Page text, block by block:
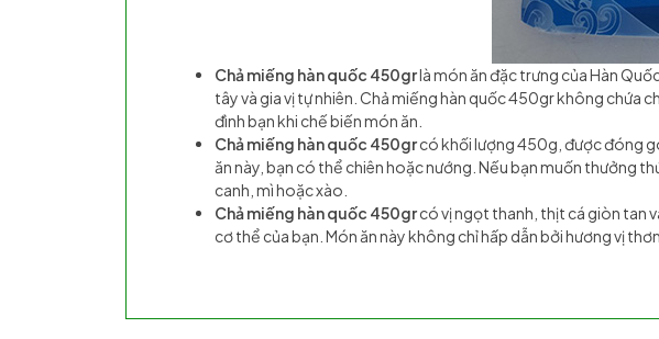
Chả miếng hàn quốc 450grlà món ăn đặc trưng của Hàn
tây và gia vị tự nhiên. Chả miếng hàn quốc 450gr không chứa
đình bạn khi chế biến món ăn.
Chả miếng hàn quốc 450grcó khối lượng 450g, được đóng
ăn này, bạn có thể chiên hoặc nướng. Nếu bạn muốn thưởng
canh, mì hoặc xào.
Chả miếng hàn quốc 450grcó vị ngọt thanh, thịt cá giòn tan
cơ thể của bạn. Món ăn này không chỉ hấp dẫn bởi hương vị